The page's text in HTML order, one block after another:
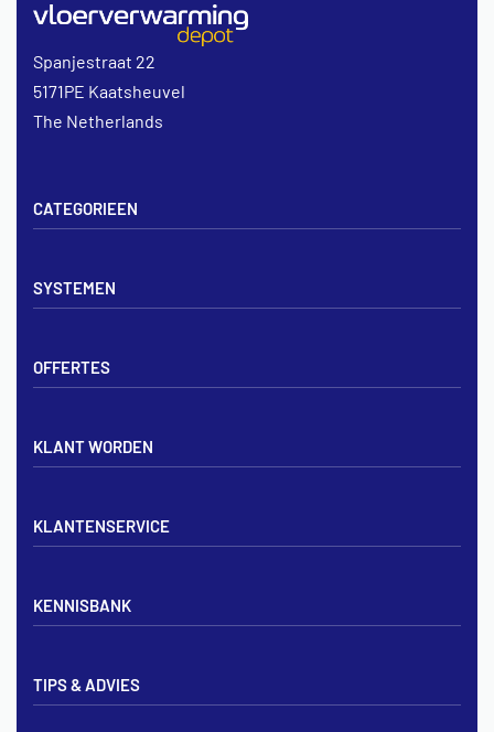
CATEGORIEEN
Verdelers
Noppenplaten
Draadmatten
SYSTEMEN
Noppenplaat systeem
OFFERTES
Offerte voor vloerverwarming
Vloerverwarming Tilburg
KLANT WORDEN
Aanmelden zakelijk
Spanjestraat 22
5171PE Kaatsheuvel
The Netherlands
KLANTENSERVICE
Zakelijk aanmelden
Bezorgen & afhalen
Privacybeleid
KENNISBANK
Vloerverwarming en radiatoren
TIPS & ADVIES